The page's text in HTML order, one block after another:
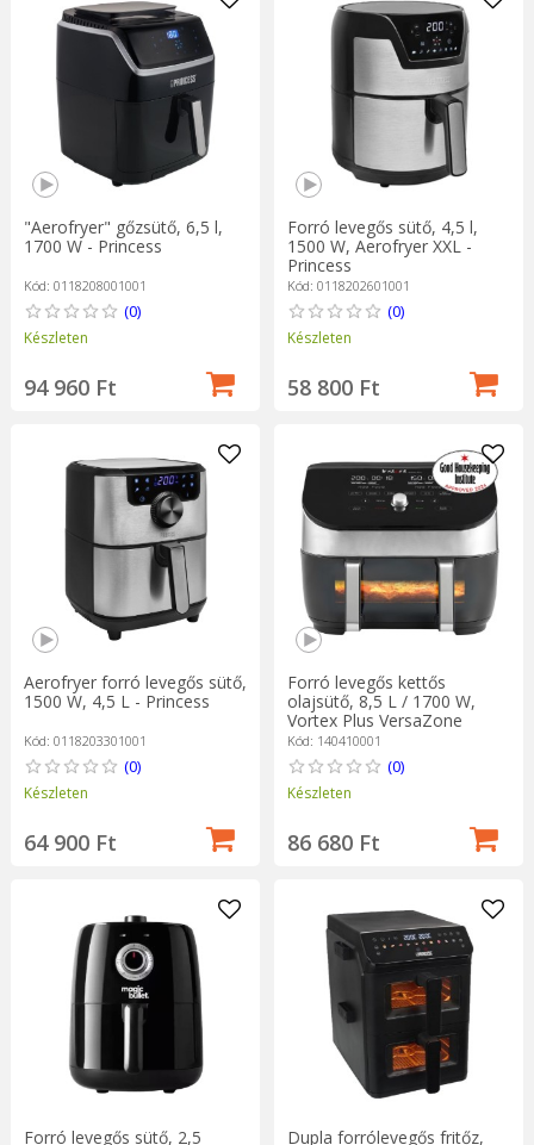
"Aerofryer" gőzsütő, 6,5 l,
1700 W - Princess
Kód: 0118208001001
(0)
Készleten
94 960 Ft
Forró levegős sütő, 4,5 l,
1500 W, Aerofryer XXL -
Princess
Kód: 0118202601001
(0)
Készleten
58 800 Ft
Aerofryer forró levegős sütő,
1500 W, 4,5 L - Princess
Kód: 0118203301001
(0)
Készleten
64 900 Ft
Forró levegős kettős
olajsütő, 8,5 L / 1700 W,
Vortex Plus VersaZone
ClearCook - Instant Pot
Kód: 140410001
(0)
Készleten
86 680 Ft
Forró levegős sütő, 2,5
Dupla forrólevegős fritőz,